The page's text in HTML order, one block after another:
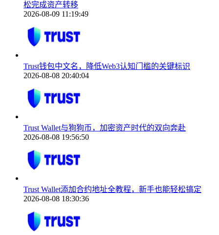
松完成资产转移
2026-08-09 11:19:49
Trust钱包中文名，降低Web3认知门槛的关键标识
2026-08-08 20:40:04
Trust Wallet与狗狗币，加密资产时代的双向奔赴
2026-08-08 19:56:50
Trust Wallet添加合约地址全教程，新手也能轻松搞定
2026-08-08 18:30:36